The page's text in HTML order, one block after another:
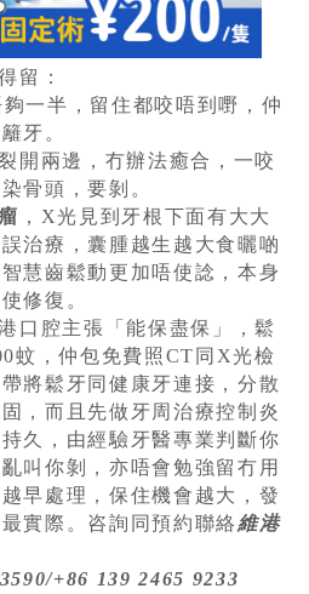
留：
一半，留住都咬唔到嘢，仲
牙。
開兩邊，冇辦法癒合，一咬
骨頭，要剝。
，X光見到牙根下面有大大
治療，囊腫越生越大食曬啲
慧齒鬆動更加唔使諗，本身
修復。
口腔主張「能保盡保」，鬆
蚊，仲包免費照CT同X光檢
將鬆牙同健康牙連接，分散
，而且先做牙周治療控制炎
久，由經驗牙醫專業判斷你
叫你剝，亦唔會勉強留冇用
早處理，保住機會越大，發
實際。咨詢同預約聯絡 維港
+86 139 2465 9233